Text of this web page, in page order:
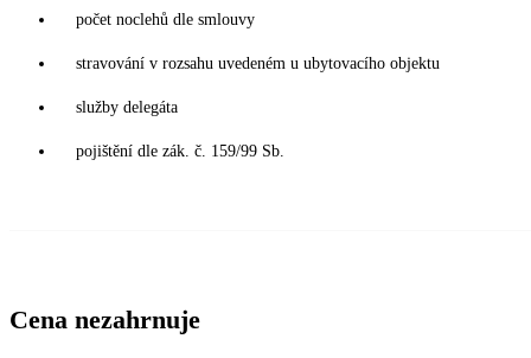
počet noclehů dle smlouvy
stravování v rozsahu uvedeném u ubytovacího objektu
služby delegáta
pojištění dle zák. č. 159/99 Sb.
Cena nezahrnuje